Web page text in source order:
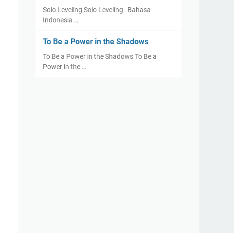
Solo Leveling Solo Leveling Bahasa
Indonesia …
To Be a Power in the Shadows
To Be a Power in the Shadows To Be a
Power in the …